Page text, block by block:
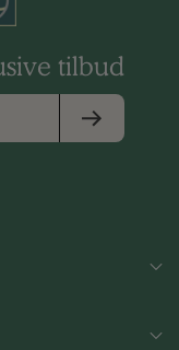
tilbud